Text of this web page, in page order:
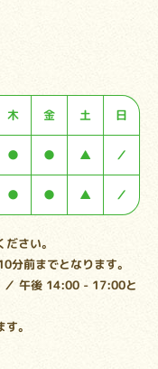
木 金 土 日
● ● ▲ ／
● ● ▲ ／
さい。
前までとなります。
午後 14:00 - 17:00と
。